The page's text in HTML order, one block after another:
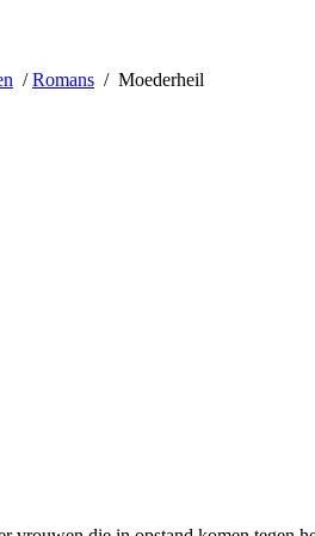
/Romans / Moederheil